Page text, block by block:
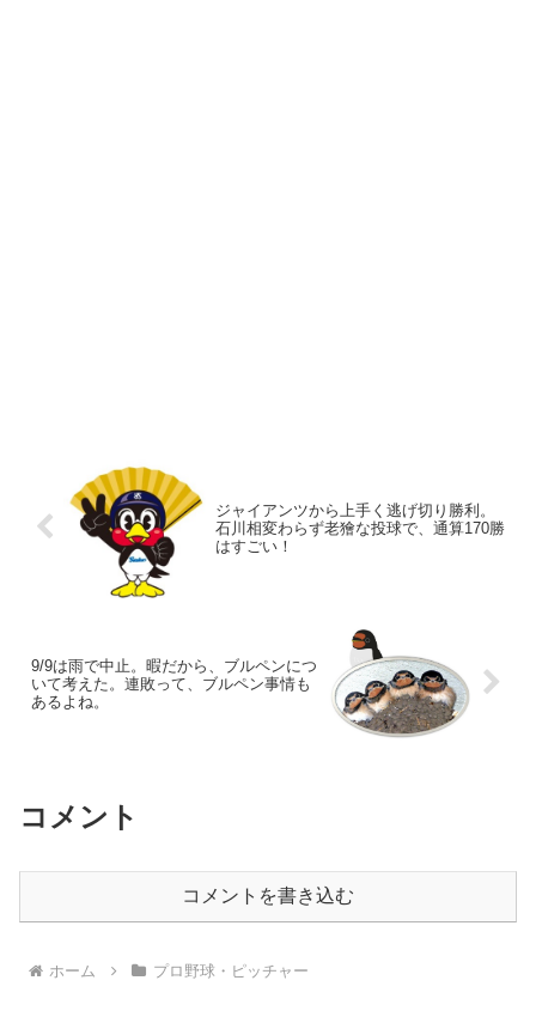
ジャイアンツから上手く逃げ切り勝利。
石川相変わらず老獪な投球で、通算170勝
はすごい！
9/9は雨で中止。暇だから、ブルペンにつ
いて考えた。連敗って、ブルペン事情も
あるよね。
コメント
コメントを書き込む
ホーム プロ野球・ピッチャー